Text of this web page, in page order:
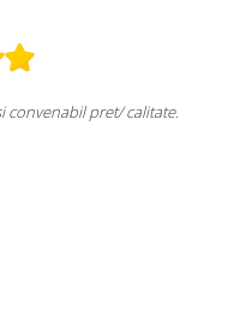
convenabil pret/ calitate.